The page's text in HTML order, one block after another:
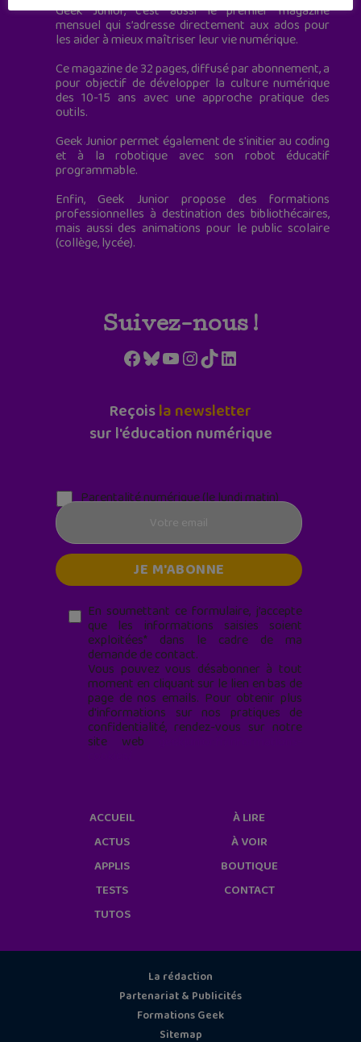
Geek Junior, c’est aussi le premier magazine
mensuel qui s’adresse directement aux ados pour
les aider à mieux maîtriser leur vie numérique.
Ce magazine de 32 pages, diffusé par abonnement, a
pour objectif de développer la culture numérique
des 10-15 ans avec une approche pratique des
outils.
Geek Junior permet également de s'initier au coding
et à la robotique avec son robot éducatif
programmable.
Enfin, Geek Junior propose des formations
professionnelles à destination des bibliothécaires,
mais aussi des animations pour le public scolaire
(collège, lycée).
Suivez-nous !
Facebook
Bluesky
YouTube
Instagram
TikTokLinkedIn
Reçoisla newsletter
sur l'éducation numérique
Parentalité numérique (le lundi matin)
En soumettant ce formulaire, j’accepte
que les informations saisies soient
exploitées* dans le cadre de ma
demande de contact.
Vous pouvez vous désabonner à tout
moment en cliquant sur le lien en bas de
page de nos emails. Pour obtenir plus
d'informations sur nos pratiques de
confidentialité, rendez-vous sur notre
site web
ACCUEIL
ACTUS
APPLIS
TESTS
TUTOS
À LIRE
À VOIR
BOUTIQUE
CONTACT
La rédaction
Partenariat & Publicités
Formations Geek
Sitemap